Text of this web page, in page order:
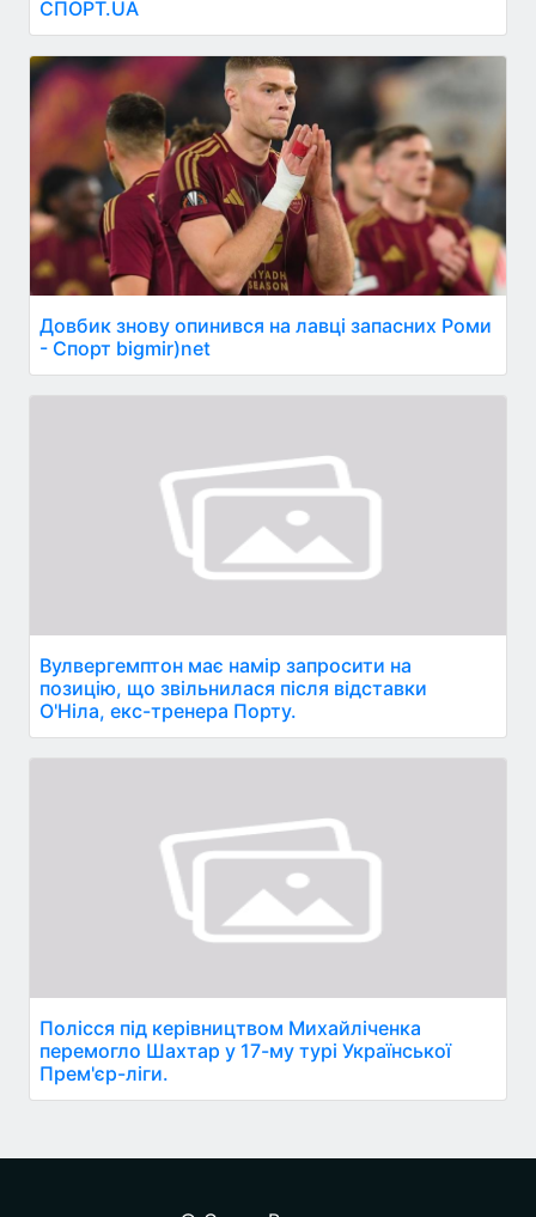
СПОРТ.UA
Довбик знову опинився на лавці запасних Роми
- Спорт bigmir)net
Вулвергемптон має намір запросити на
позицію, що звільнилася після відставки
О'Ніла, екс-тренера Порту.
Полісся під керівництвом Михайліченка
перемогло Шахтар у 17-му турі Української
Прем'єр-ліги.